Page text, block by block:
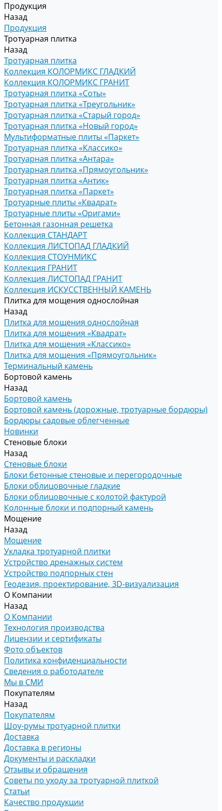
Продукция
Назад
Продукция
Тротуарная плитка
Назад
Тротуарная плитка
Коллекция КОЛОРМИКС ГЛАДКИЙ
Коллекция КОЛОРМИКС ГРАНИТ
Тротуарная плитка «Соты»
Тротуарная плитка «Треугольник»
Тротуарная плитка «Старый город»
Тротуарная плитка «Новый город»
Мультиформатные плиты «Паркет»
Тротуарная плитка «Классико»
Тротуарная плитка «Антара»
Тротуарная плитка «Прямоугольник»
Тротуарная плитка «Антик»
Тротуарная плитка «Паркет»
Тротуарные плиты «Квадрат»
Тротуарные плиты «Оригами»
Бетонная газонная решетка
Коллекция СТАНДАРТ
Коллекция ЛИСТОПАД ГЛАДКИЙ
Коллекция СТОУНМИКС
Коллекция ГРАНИТ
Коллекция ЛИСТОПАД ГРАНИТ
Коллекция ИСКУССТВЕННЫЙ КАМЕНЬ
Плитка для мощения однослойная
Назад
Плитка для мощения однослойная
Плитка для мощения «Квадрат»
Плитка для мощения «Классико»
Плитка для мощения «Прямоугольник»
Терминальный камень
Бортовой камень
Назад
Бортовой камень
Бортовой камень (дорожные, тротуарные бордюры)
Бордюры садовые облегченные
Новинки
Стеновые блоки
Назад
Стеновые блоки
Блоки бетонные стеновые и перегородочные
Блоки облицовочные гладкие
Блоки облицовочные с колотой фактурой
Колонные блоки и подпорный камень
Мощение
Назад
Мощение
Укладка тротуарной плитки
Устройство дренажных систем
Устройство подпорных стен
Геодезия, проектирование, 3D-визуализация
О Компании
Назад
О Компании
Технология производства
Лицензии и сертификаты
Фото объектов
Политика конфиденциальности
Сведения о работодателе
Мы в СМИ
Покупателям
Назад
Покупателям
Шоу-румы тротуарной плитки
Доставка
Доставка в регионы
Документы и раскладки
Отзывы и обращения
Советы по уходу за тротуарной плиткой
Статьи
Качество продукции